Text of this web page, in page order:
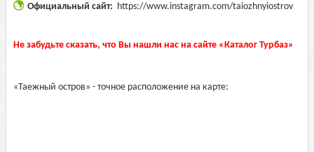
Официальный сайт: https://www.instagram.com/taiozhnyiostrov
Не забудьте сказать, что Вы нашли нас на сайте «Каталог Турбаз»
«Таежный остров» - точное расположение на карте: